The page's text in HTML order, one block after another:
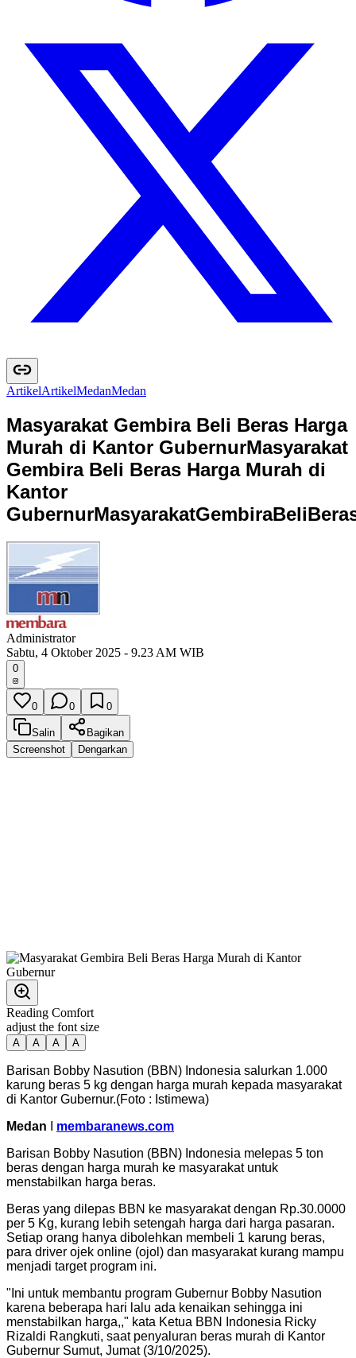
ArtikelArtikelMedanMedan
Masyarakat Gembira Beli Beras Harga
Murah di Kantor GubernurMasyarakat
Gembira Beli Beras Harga Murah di
Kantor
GubernurMasyarakatGembiraBeliBera
Administrator
Sabtu, 4 Oktober 2025 - 9.23 AM WIB
0
0 0 0
Salin
Bagikan
Screenshot
Dengarkan
Reading Comfort
adjust the font size
A A A A
Barisan Bobby Nasution (BBN) Indonesia salurkan 1.000
karung beras 5 kg dengan harga murah kepada masyarakat
di Kantor Gubernur.(Foto : Istimewa)
Medan
membaranews.com
Barisan Bobby Nasution (BBN) Indonesia melepas 5 ton
beras dengan harga murah ke masyarakat untuk
menstabilkan harga beras.
Beras yang dilepas BBN ke masyarakat dengan Rp.30.0000
per 5 Kg, kurang lebih setengah harga dari harga pasaran.
Setiap orang hanya dibolehkan membeli 1 karung beras,
para driver ojek online (ojol) dan masyarakat kurang mampu
menjadi target program ini.
"Ini untuk membantu program Gubernur Bobby Nasution
karena beberapa hari lalu ada kenaikan sehingga ini
menstabilkan harga,," kata Ketua BBN Indonesia Ricky
Rizaldi Rangkuti, saat penyaluran beras murah di Kantor
Gubernur Sumut, Jumat (3/10/2025).